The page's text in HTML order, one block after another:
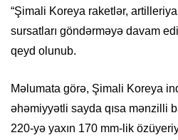
“Şimali Koreya raketlər,
sursatları göndərməyə davam
qeyd olunub.
Məlumata görə, Şimali Koreya
əhəmiyyətli sayda qısa mənzilli
220-yə yaxın 170 mm-lik